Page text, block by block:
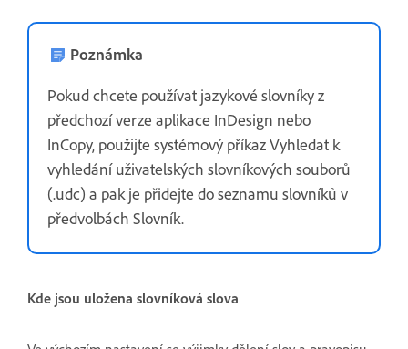
Poznámka
Pokud chcete používat jazykové slovníky z
předchozí verze aplikace InDesign nebo
InCopy, použijte systémový příkaz Vyhledat k
vyhledání uživatelských slovníkových souborů
(.udc) a pak je přidejte do seznamu slovníků v
předvolbách Slovník.
Kde jsou uložena slovníková slova